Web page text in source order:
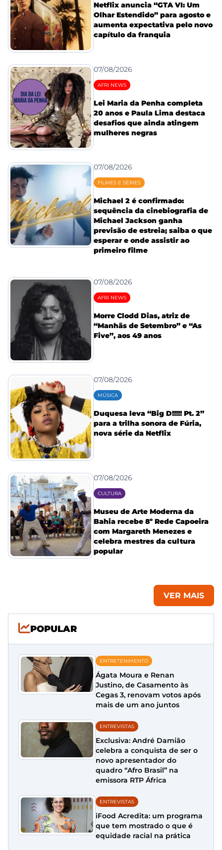
Netflix anuncia “GTA VI: Um
Olhar Estendido” para agosto e
aumenta expectativa pelo novo
capítulo da franquia
07/08/2026
AFRI NEWS
Lei Maria da Penha completa
20 anos e Paula Lima destaca
desafios que ainda atingem
mulheres negras
07/08/2026
FILMES E SÉRIES
Michael 2 é confirmado:
sequência da cinebiografia de
Michael Jackson ganha
previsão de estreia; saiba o que
esperar e onde assistir ao
primeiro filme
07/08/2026
AFRI NEWS
Morre Clodd Dias, atriz de
“Manhãs de Setembro” e “As
Five”, aos 49 anos
07/08/2026
MÚSICA
Duquesa leva “Big D!!!!! Pt. 2”
para a trilha sonora de Fúria,
nova série da Netflix
07/08/2026
CULTURA
Museu de Arte Moderna da
Bahia recebe 8º Rede Capoeira
com Margareth Menezes e
celebra mestres da cultura
popular
VER MAIS
POPULAR
ENTRETENIMENTO
Ágata Moura e Renan
Justino, de Casamento às
Cegas 3, renovam votos após
mais de um ano juntos
ENTREVISTAS
Exclusiva: André Damião
celebra a conquista de ser o
novo apresentador do
quadro “Afro Brasil” na
emissora RTP África
ENTREVISTAS
iFood Acredita: um programa
que tem mostrado o que é
equidade racial na prática